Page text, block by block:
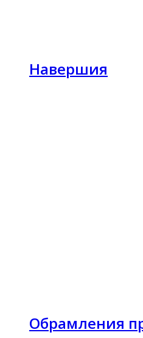
Навершия
Обрамления